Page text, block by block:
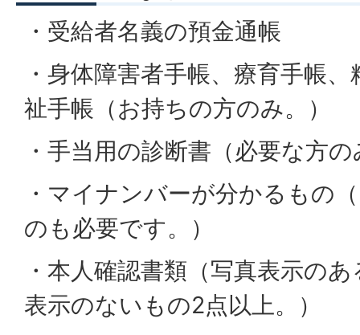
・受給者名義の預金通帳
・身体障害者手帳、療育手帳
祉手帳（お持ちの方のみ。）
・手当用の診断書（必要な方
・マイナンバーが分かるもの
のも必要です。）
・本人確認書類（写真表示の
表示のないもの2点以上。）